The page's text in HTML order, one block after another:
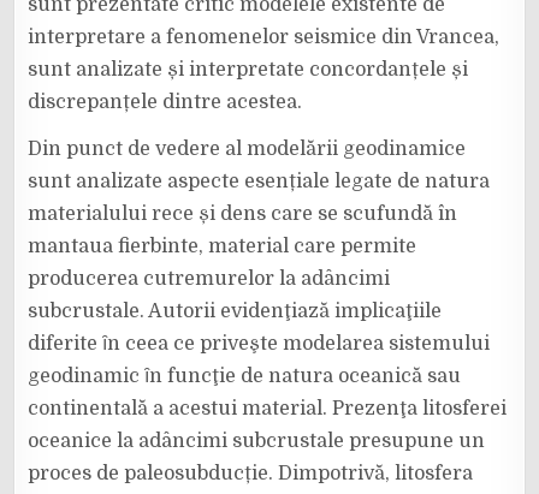
sunt prezentate critic modelele existente de
interpretare a fenomenelor seismice din Vrancea,
sunt analizate și interpretate concordanțele și
discrepanțele dintre acestea.
Din punct de vedere al modelării geodinamice
sunt analizate aspecte esențiale legate de natura
materialului rece și dens care se scufundă în
mantaua fierbinte, material care permite
producerea cutremurelor la adâncimi
subcrustale. Autorii evidenţiază implicaţiile
diferite ȋn ceea ce priveşte modelarea sistemului
geodinamic ȋn funcţie de natura oceanică sau
continentală a acestui material. Prezenţa litosferei
oceanice la adâncimi subcrustale presupune un
proces de paleosubducție. Dimpotrivă, litosfera